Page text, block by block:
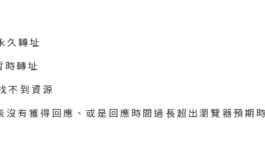
轉址
轉址
不到資源
獲得回應、或是回應時間過長超出瀏覽器預期